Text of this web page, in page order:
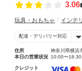
3.06
玩具・おもちゃ インテ
配達・デリバリー対応
住所
神奈川県横浜
本日の営業状況 10:00〜18:30
クレジット